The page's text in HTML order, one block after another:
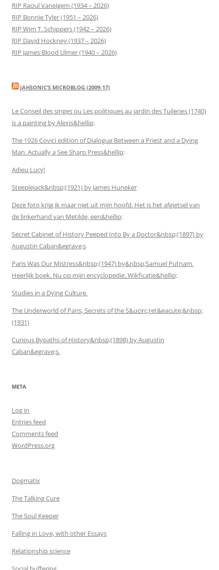
RIP Raoul Vaneigem (1934 – 2026)
RIP Bonnie Tyler (1951 – 2026)
RIP Wim T. Schippers (1942 – 2026)
RIP David Hockney (1937 – 2026)
RIP James Blood Ulmer (1940 – 2026)
JAHSONIC’S MICROBLOG (2009-17)
Le Conseil des singes ou Les politiques au jardin des Tuileries (1740)
is a painting by Alexis&hellip;
The 1926 Covici edition of Dialogue Between a Priest and a Dying
Man. Actually a See Sharp Press&hellip;
Adieu Lucy!
Steeplejack&nbsp;(1921) by James Huneker
Deze foto krijg ik maar niet uit mijn hoofd. Het is het afgietsel van
de linkerhand van Metilde, een&hellip;
Secret Cabinet of History Peeped Into By a Doctor&nbsp;(1897) by
Augustin Caban&egrave;s
Paris Was Our Mistress&nbsp;(1947) by&nbsp;Samuel Putnam.
Heerlijk boek. Nu op mijn encyclopedie. Wikficatie&hellip;
Studies in a Dying Culture.
The Underworld of Paris, Secrets of the S&ucirc;ret&eacute;&nbsp;
(1931)
Curious Bypaths of History&nbsp;(1898) by Augustin
Caban&egrave;s.
META
Log in
Entries feed
Comments feed
WordPress.org
Dogmatix
The Talking Cure
The Soul Keeper
Falling in Love, with other Essays
Relationship science